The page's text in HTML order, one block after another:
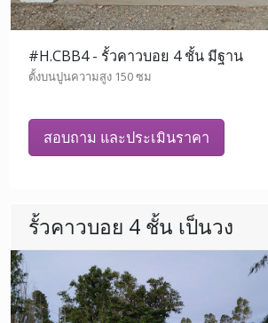
#H.CBB4 - รั้วคาวบอย 4 ชั้น มีฐาน
ตั้งบนปูนความสูง 150 ซม
สอบถาม และประเมินราคา
รั้วคาวบอย 4 ชั้น เป็นวง